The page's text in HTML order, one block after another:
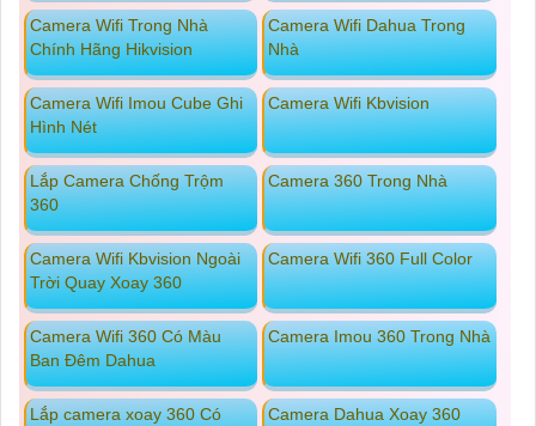
Camera Wifi Trong Nhà
Chính Hãng Hikvision
Camera Wifi Dahua Trong
Nhà
Camera Wifi Imou Cube Ghi
Hình Nét
Camera Wifi Kbvision
Lắp Camera Chống Trộm
360
Camera 360 Trong Nhà
Camera Wifi Kbvision Ngoài
Trời Quay Xoay 360
Camera Wifi 360 Full Color
Camera Wifi 360 Có Màu
Ban Đêm Dahua
Camera Imou 360 Trong Nhà
Lắp camera xoay 360 Có
Camera Dahua Xoay 360